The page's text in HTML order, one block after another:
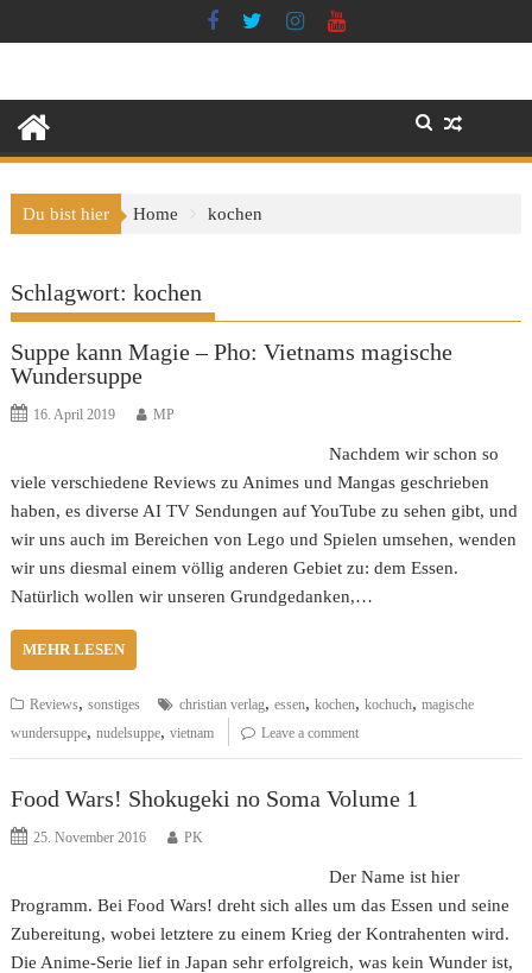
to
Du bist hier Home kochen
Schlagwort:kochen
Suppe kann Magie – Pho: Vietnams magische
Wundersuppe
16. April 2019 MP
Nachdem wir schon so
viele verschiedene Reviews zu Animes und Mangas geschrieben
haben, es diverse AI TV Sendungen auf YouTube zu sehen gibt, und
wir uns auch im Bereichen von Lego und Spielen umsehen, wenden
wir uns diesmal einem völlig anderen Gebiet zu: dem Essen.
Natürlich wollen wir unseren Grundgedanken,…
MEHR LESEN
Reviews,sonstiges christian verlag,essen,kochen,kochuch,magische
wundersuppe,nudelsuppe,vietnam Leave a comment
Food Wars! Shokugeki no Soma Volume 1
25. November 2016 PK
Der Name ist hier
Programm. Bei Food Wars! dreht sich alles um das Essen und seine
Zubereitung, wobei letztere zu einem Krieg der Kontrahenten wird.
Die Anime-Serie lief in Japan sehr erfolgreich, was kein Wunder ist,